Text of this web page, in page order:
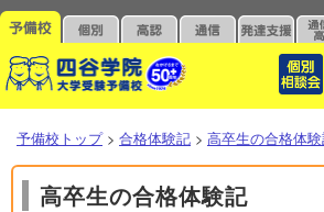
予備校トップ > 合格体験記 > 高卒生の合格体
高卒生の合格体験記